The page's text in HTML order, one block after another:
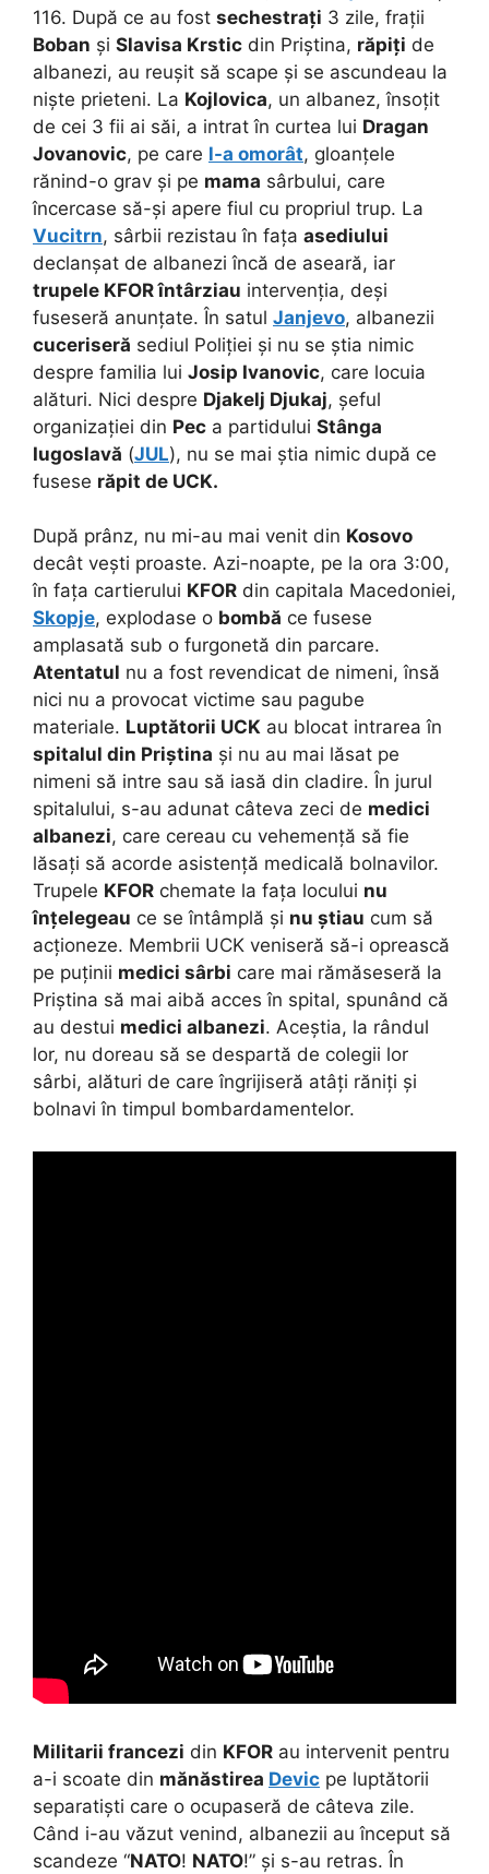
116. După ce au fost sechestrați 3 zile, frații
Boban și Slavisa Krstic din Priștina, răpiți de
albanezi, au reușit să scape și se ascundeau la
niște prieteni. La Kojlovica, un albanez, însoțit
de cei 3 fii ai săi, a intrat în curtea lui Dragan
Jovanovic, pe care l-a omorât, gloanțele
rănind-o grav și pe mama sârbului, care
încercase să-și apere fiul cu propriul trup. La
Vucitrn, sârbii rezistau în fața asediului
declanșat de albanezi încă de aseară, iar
trupele KFOR întârziau intervenția, deși
fuseseră anunțate. În satul Janjevo, albanezii
cuceriseră sediul Poliției și nu se știa nimic
despre familia lui Josip Ivanovic, care locuia
alături. Nici despre Djakelj Djukaj, șeful
organizației din Pec a partidului Stânga
Iugoslavă (JUL), nu se mai știa nimic după ce
fusese răpit de UCK.
După prânz, nu mi-au mai venit din Kosovo
decât vești proaste. Azi-noapte, pe la ora 3:00,
în fața cartierului KFOR din capitala Macedoniei,
Skopje, explodase o bombă ce fusese
amplasată sub o furgonetă din parcare.
Atentatul nu a fost revendicat de nimeni, însă
nici nu a provocat victime sau pagube
materiale. Luptătorii UCK au blocat intrarea în
spitalul din Priștina și nu au mai lăsat pe
nimeni să intre sau să iasă din cladire. În jurul
spitalului, s-au adunat câteva zeci de medici
albanezi, care cereau cu vehemență să fie
lăsați să acorde asistență medicală bolnavilor.
Trupele KFOR chemate la fața locului nu
înțelegeau ce se întâmplă și nu știau cum să
acționeze. Membrii UCK veniseră să-i oprească
pe puținii medici sârbi care mai rămăseseră la
Priștina să mai aibă acces în spital, spunând că
au destui medici albanezi. Aceștia, la rândul
lor, nu doreau să se despartă de colegii lor
sârbi, alături de care îngrijiseră atâți răniți și
bolnavi în timpul bombardamentelor.
Militarii francezi din KFOR au intervenit pentru
a-i scoate din mănăstirea Devic pe luptătorii
separatiști care o ocupaseră de câteva zile.
Când i-au văzut venind, albanezii au început să
scandeze “NATO! NATO!” și s-au retras. În